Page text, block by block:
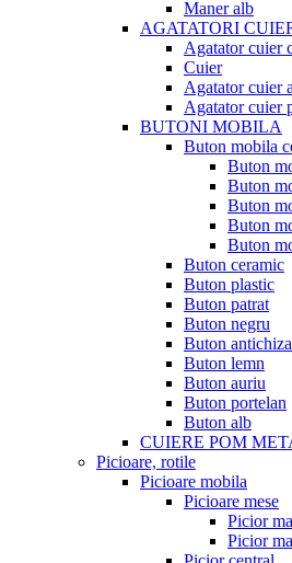
Maner alb
AGATATORI
Agatator cuier
Cuier
Agatator cuier
Agatator cuier
BUTONI MOBILA
Buton mobila
Buton
Buton
Buton
Buton
Buton
Buton ceramic
Buton plastic
Buton patrat
Buton negru
Buton
Buton lemn
Buton auriu
Buton portelan
Buton alb
CUIERE POM
Picioare, rotile
Picioare mobila
Picioare mese
Picior
Picior